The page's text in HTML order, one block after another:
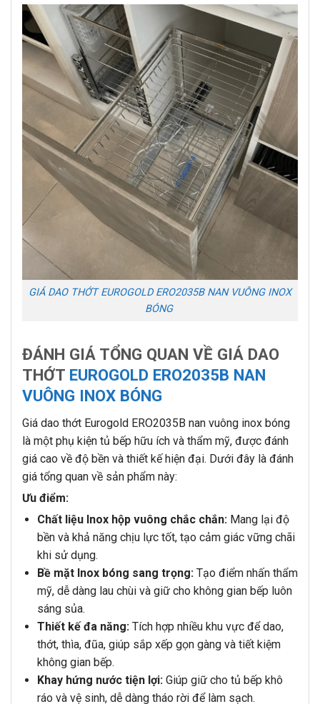
GIÁ DAO THỚT EUROGOLD ERO2035B NAN VUÔNG INOX
BÓNG
ĐÁNH GIÁ TỔNG QUAN VỀ GIÁ DAO
THỚT EUROGOLD ERO2035B NAN
VUÔNG INOX BÓNG
Giá dao thớt Eurogold ERO2035B nan vuông inox bóng
là một phụ kiện tủ bếp hữu ích và thẩm mỹ, được đánh
giá cao về độ bền và thiết kế hiện đại. Dưới đây là đánh
giá tổng quan về sản phẩm này:
Ưu điểm:
Chất liệu Inox hộp vuông chắc chắn:Mang lại độ
bền và khả năng chịu lực tốt, tạo cảm giác vững chãi
khi sử dụng.
Bề mặt Inox bóng sang trọng:Tạo điểm nhấn thẩm
mỹ, dễ dàng lau chùi và giữ cho không gian bếp luôn
sáng sủa.
Thiết kế đa năng:Tích hợp nhiều khu vực để dao,
thớt, thìa, đũa, giúp sắp xếp gọn gàng và tiết kiệm
không gian bếp.
Khay hứng nước tiện lợi:Giúp giữ cho tủ bếp khô
ráo và vệ sinh, dễ dàng tháo rời để làm sạch.